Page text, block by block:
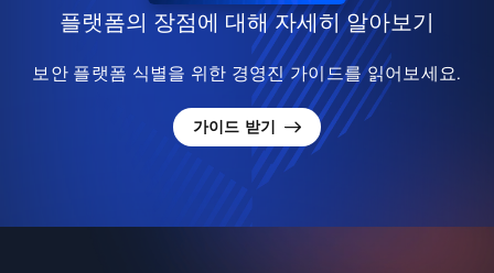
플랫폼의 장점에 대해 자세히 알아보기
보안 플랫폼 식별을 위한 경영진 가이드를 읽어보세요.
가이드 받기